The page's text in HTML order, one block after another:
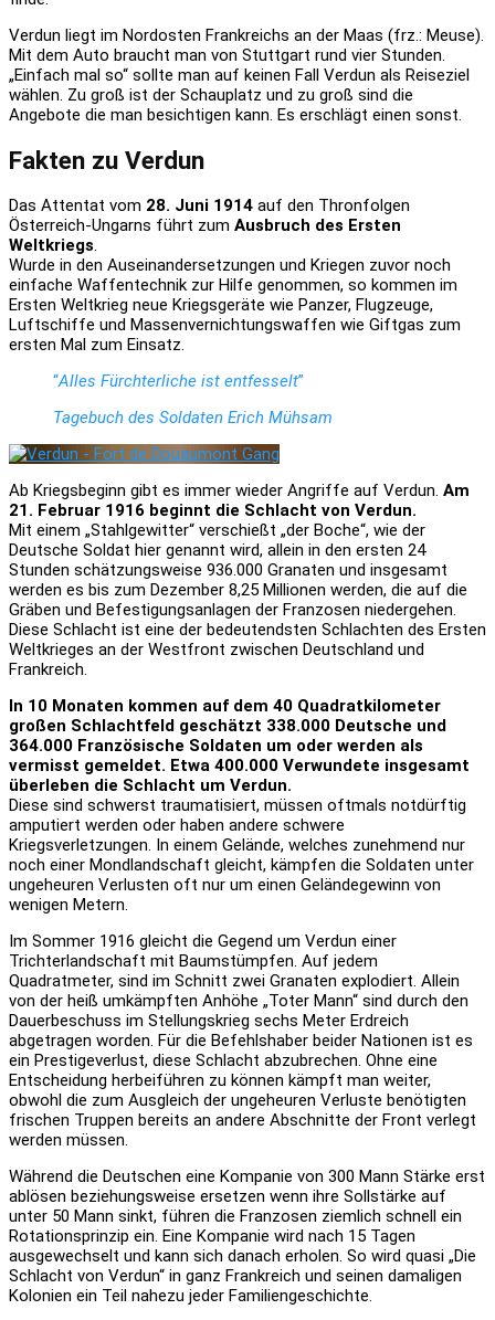
Verdun liegt im Nordosten Frankreichs an der Maas (frz.: Meuse).
Mit dem Auto braucht man von Stuttgart rund vier Stunden.
„Einfach mal so“ sollte man auf keinen Fall Verdun als Reiseziel
wählen. Zu groß ist der Schauplatz und zu groß sind die
Angebote die man besichtigen kann. Es erschlägt einen sonst.
Fakten zu Verdun
Das Attentat vom 28. Juni 1914 auf den Thronfolgen
Österreich-Ungarns führt zum Ausbruch des Ersten
Weltkriegs.
Wurde in den Auseinandersetzungen und Kriegen zuvor noch
einfache Waffentechnik zur Hilfe genommen, so kommen im
Ersten Weltkrieg neue Kriegsgeräte wie Panzer, Flugzeuge,
Luftschiffe und Massenvernichtungswaffen wie Giftgas zum
ersten Mal zum Einsatz.
“Alles Fürchterliche ist entfesselt”
Tagebuch des Soldaten Erich Mühsam
Ab Kriegsbeginn gibt es immer wieder Angriffe auf Verdun. Am
21. Februar 1916 beginnt die Schlacht von Verdun.
Mit einem „Stahlgewitter“ verschießt „der Boche“, wie der
Deutsche Soldat hier genannt wird, allein in den ersten 24
Stunden schätzungsweise 936.000 Granaten und insgesamt
werden es bis zum Dezember 8,25 Millionen werden, die auf die
Gräben und Befestigungsanlagen der Franzosen niedergehen.
Diese Schlacht ist eine der bedeutendsten Schlachten des Ersten
Weltkrieges an der Westfront zwischen Deutschland und
Frankreich.
In 10 Monaten kommen auf dem 40 Quadratkilometer
großen Schlachtfeld geschätzt 338.000 Deutsche und
364.000 Französische Soldaten um oder werden als
vermisst gemeldet. Etwa 400.000 Verwundete insgesamt
überleben die Schlacht um Verdun.
Diese sind schwerst traumatisiert, müssen oftmals notdürftig
amputiert werden oder haben andere schwere
Kriegsverletzungen. In einem Gelände, welches zunehmend nur
noch einer Mondlandschaft gleicht, kämpfen die Soldaten unter
ungeheuren Verlusten oft nur um einen Geländegewinn von
wenigen Metern.
Im Sommer 1916 gleicht die Gegend um Verdun einer
Trichterlandschaft mit Baumstümpfen. Auf jedem
Quadratmeter, sind im Schnitt zwei Granaten explodiert. Allein
von der heiß umkämpften Anhöhe „Toter Mann“ sind durch den
Dauerbeschuss im Stellungskrieg sechs Meter Erdreich
abgetragen worden. Für die Befehlshaber beider Nationen ist es
ein Prestigeverlust, diese Schlacht abzubrechen. Ohne eine
Entscheidung herbeiführen zu können kämpft man weiter,
obwohl die zum Ausgleich der ungeheuren Verluste benötigten
frischen Truppen bereits an andere Abschnitte der Front verlegt
werden müssen.
Während die Deutschen eine Kompanie von 300 Mann Stärke erst
ablösen beziehungsweise ersetzen wenn ihre Sollstärke auf
unter 50 Mann sinkt, führen die Franzosen ziemlich schnell ein
Rotationsprinzip ein. Eine Kompanie wird nach 15 Tagen
ausgewechselt und kann sich danach erholen. So wird quasi „Die
Schlacht von Verdun“ in ganz Frankreich und seinen damaligen
Kolonien ein Teil nahezu jeder Familiengeschichte.